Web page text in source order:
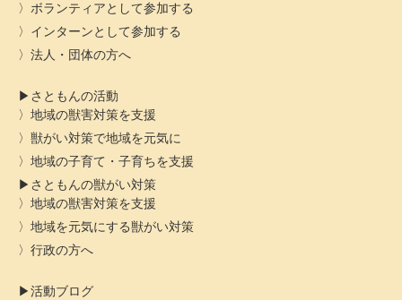
ボランティアとして参加する
インターンとして参加する
法人・団体の方へ
さともんの活動
地域の獣害対策を支援
獣がい対策で地域を元気に
地域の子育て・子育ちを支援
さともんの獣がい対策
地域の獣害対策を支援
地域を元気にする獣がい対策
行政の方へ
活動ブログ